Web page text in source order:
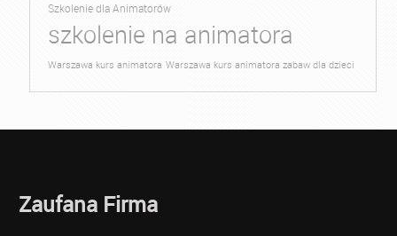
Szkolenie dla Animatorów
szkolenie na animatora
Warszawa kurs animatora Warszawa kurs animatora zabaw dla dzieci
Zaufana Firma